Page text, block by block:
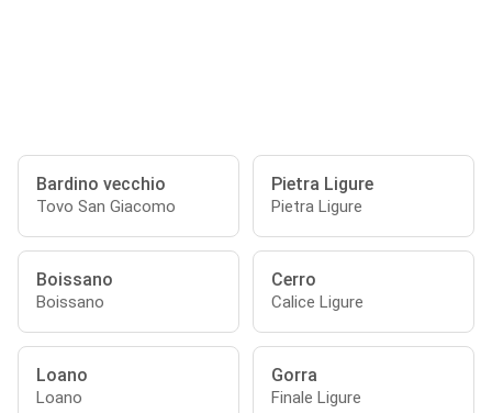
Bardino vecchio
Tovo San Giacomo
Pietra Ligure
Pietra Ligure
Boissano
Boissano
Cerro
Calice Ligure
Loano
Loano
Gorra
Finale Ligure